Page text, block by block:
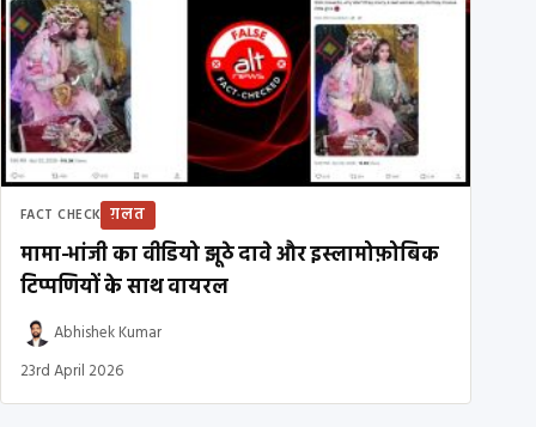
FACT CHECK ग़लत
मामा-भांजी का वीडियो झूठे दावे और इस्लामोफ़ोबिक
टिप्पणियों के साथ वायरल
Abhishek Kumar
23rd April 2026